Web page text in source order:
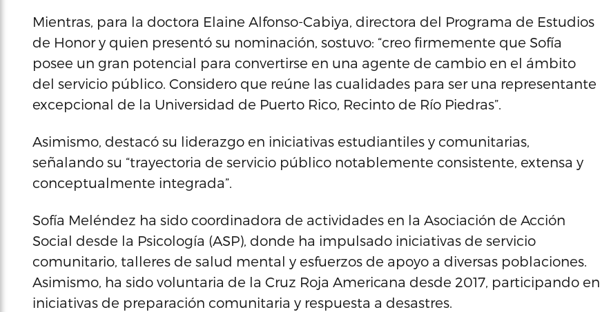
Mientras, para la doctora Elaine Alfonso-Cabiya, directora del Programa de Estudios
de Honor y quien presentó su nominación, sostuvo: “creo firmemente que Sofía
posee un gran potencial para convertirse en una agente de cambio en el ámbito
del servicio público. Considero que reúne las cualidades para ser una representante
excepcional de la Universidad de Puerto Rico, Recinto de Río Piedras”.
Asimismo, destacó su liderazgo en iniciativas estudiantiles y comunitarias,
señalando su “trayectoria de servicio público notablemente consistente, extensa y
conceptualmente integrada”.
Sofía Meléndez ha sido coordinadora de actividades en la Asociación de Acción
Social desde la Psicología (ASP), donde ha impulsado iniciativas de servicio
comunitario, talleres de salud mental y esfuerzos de apoyo a diversas poblaciones.
Asimismo, ha sido voluntaria de la Cruz Roja Americana desde 2017, participando en
iniciativas de preparación comunitaria y respuesta a desastres.